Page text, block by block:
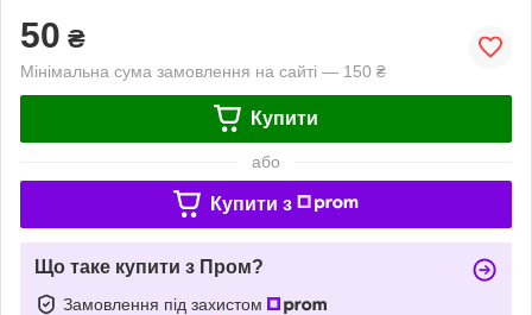
50 ₴
Мінімальна сума замовлення на сайті — 150 ₴
Купити
або
Купити з
Що таке купити з Пром?
Замовлення під захистом